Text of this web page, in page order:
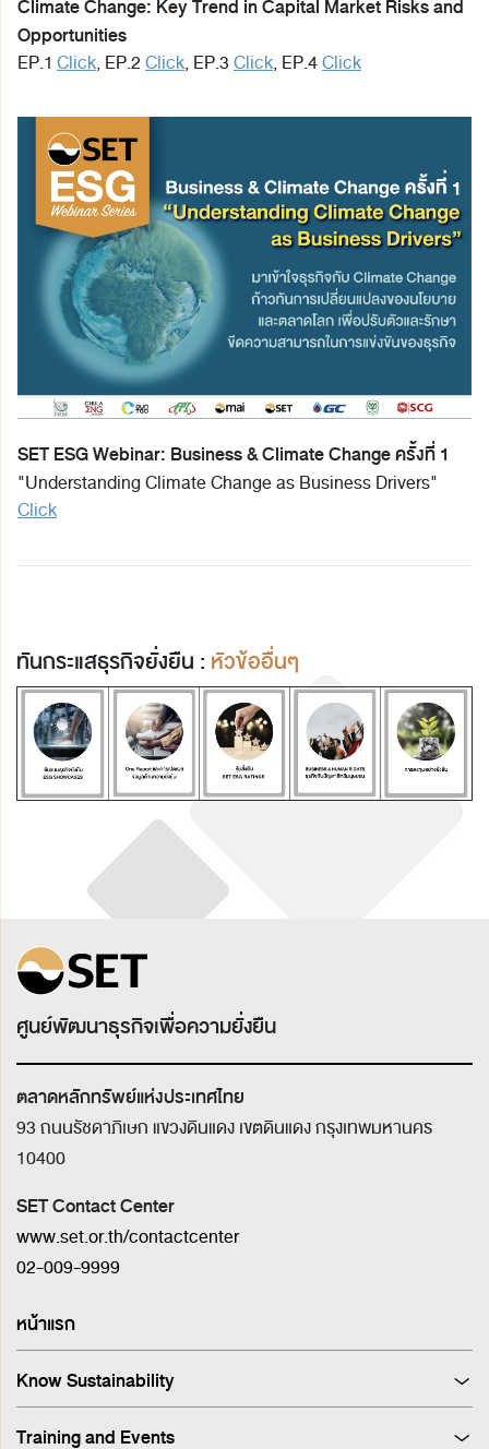
Climate Change: Key Trend in Capital Market Risks and
Opportunities
EP.1 Click, EP.2Click, EP.3Click, EP.4Click
SET ESG Webinar: Business & Climate Change ครั้งที่ 1
"Understanding Climate Change as Business Drivers"
Click
ทันกระแสธุรกิจยั่งยืน : หัวข้ออื่นๆ
ศูนย์พัฒนาธุรกิจเพื่อความยั่งยืน
ตลาดหลักทรัพย์แห่งประเทศไทย
93 ถนนรัชดาภิเษก แขวงดินแดง เขตดินแดงกรุงเทพมหานคร
10400
SET Contact Center
www.set.or.th/contactcenter
02-009-9999
หน้าแรก
Know Sustainability
Sustainability at A Glance
Principles and Guidelines
Training and Events